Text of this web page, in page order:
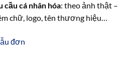
cầu cá nhân hóa: theo ảnh thật –
chữ, logo, tên thương hiệu…